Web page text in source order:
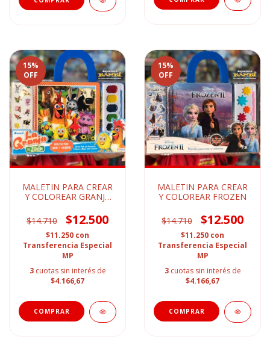
15%
OFF
MALETIN PARA CREAR
Y COLOREAR GRANJA
$14.710
$12.500
$11.250 con
Transferencia Especial
MP
3 cuotas sin interés de
$4.166,67
15%
OFF
MALETIN PARA CREAR
Y COLOREAR FROZEN
$14.710 $12.500
$11.250 con
Transferencia Especial
MP
3 cuotas sin interés de
$4.166,67